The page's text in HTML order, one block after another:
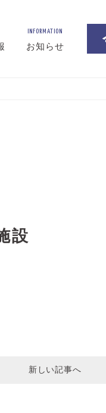
INFORMATION
お知らせ
設
新しい記事へ